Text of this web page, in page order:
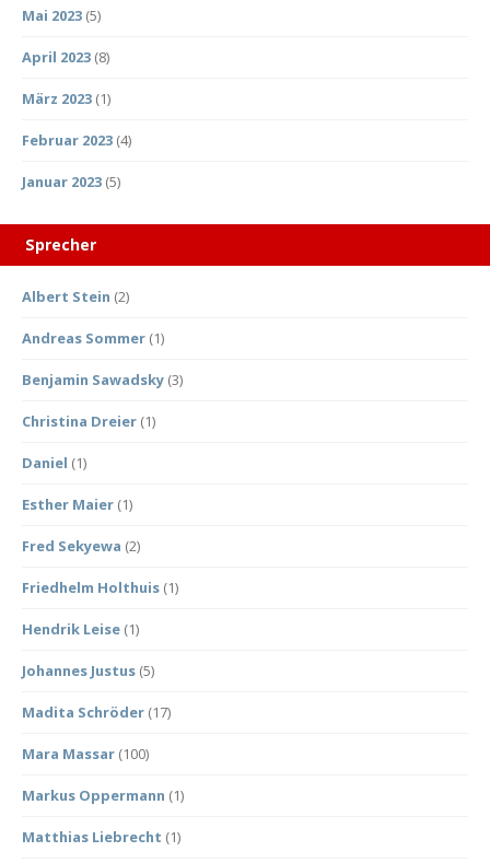
Mai 2023 (5)
April 2023 (8)
März 2023 (1)
Februar 2023 (4)
Januar 2023 (5)
Sprecher
Albert Stein (2)
Andreas Sommer (1)
Benjamin Sawadsky (3)
Christina Dreier (1)
Daniel (1)
Esther Maier (1)
Fred Sekyewa (2)
Friedhelm Holthuis (1)
Hendrik Leise (1)
Johannes Justus (5)
Madita Schröder (17)
Mara Massar (100)
Markus Oppermann (1)
Matthias Liebrecht (1)